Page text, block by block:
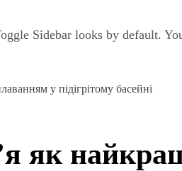
Sidebar looks by default.
у підігрітому басейні
як